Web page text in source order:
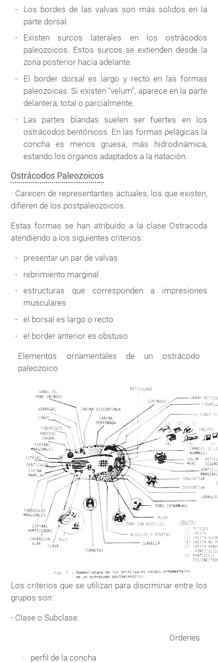
Los bordes de las valvas son más sólidos en la
parte dorsal.
Existen surcos laterales en los ostrácodos
paleozoicos. Estos surcos se extienden desde la
zona posterior hacia adelante.
El border dorsal es largo y recto en las formas
paleozoicas. Si existen "velum", aparece en la parte
delantera, total o parcialmente.
Las partes blandas suelen ser fuertes en los
ostrácodos bentónicos. En las formas pelágicas la
concha es menos gruesa, más hidrodinámica,
estando los órganos adaptados a la natación.
Ostrácodos Paleozoicos
· Carecen de representantes actuales, los que existen,
difieren de los postpaleozoicos.
Estas formas se han atribuido a la clase Ostracoda
atendiendo a los siguientes criterios:
presentar un par de valvas
rebrimiento marginal
estructuras que corresponden a impresiones
musculares
el borsal es largo o recto
el border anterior es obstuso
Elementos ornamentales de un ostrácodo
paleozoico
Los criterios que se utilizan para discrminar entre los
grupos son:
- Clase o Subclase:
Ordenes
perfil de la concha